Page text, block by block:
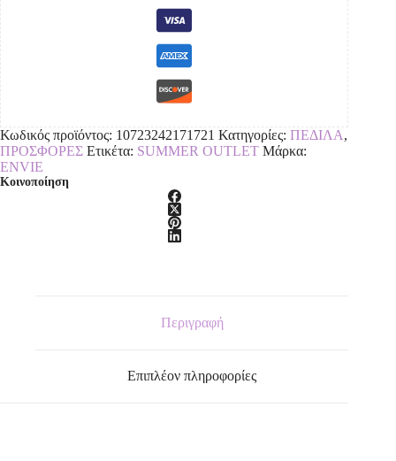
Κωδικός προϊόντος: 10723242171721 Κατηγορίες: ΠΕΔΙΛΑ,
ΠΡΟΣΦΟΡΕΣ Ετικέτα: SUMMER OUTLET Μάρκα:
ENVIE
Κοινοποίηση
Περιγραφή
Επιπλέον πληροφορίες